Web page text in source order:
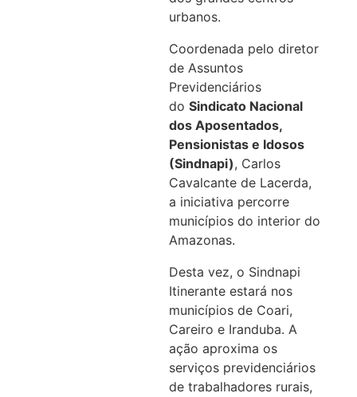
urbanos.
Coordenada pelo diretor
de Assuntos
Previdenciários
do Sindicato Nacional
dos Aposentados,
Pensionistas e Idosos
(Sindnapi), Carlos
Cavalcante de Lacerda,
a iniciativa percorre
municípios do interior do
Amazonas.
Desta vez, o Sindnapi
Itinerante estará nos
municípios de Coari,
Careiro e Iranduba. A
ação aproxima os
serviços previdenciários
de trabalhadores rurais,